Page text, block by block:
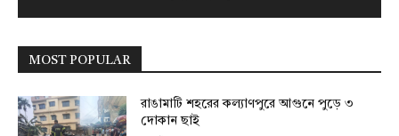
MOST POPULAR
রাঙামাটি শহরের কল্যাণপুরে আগুনে পুড়ে ৩
দোকান ছাই